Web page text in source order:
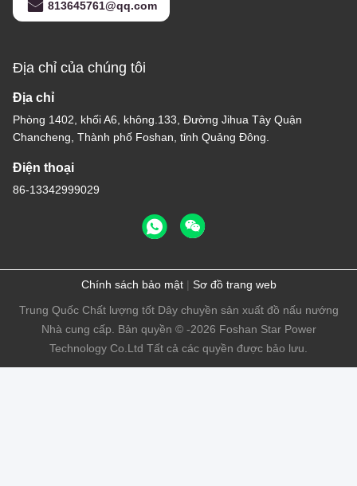
813645761@qq.com
Địa chỉ của chúng tôi
Địa chỉ
Phòng 1402, khối A6, không.133, Đường Jihua Tây Quận
Chancheng, Thành phố Foshan, tỉnh Quảng Đông.
Điện thoại
86-13342999029
Chính sách bảo mật| Sơ đồ trang web
Trung Quốc Chất lượng tốt Dây chuyền sản xuất đồ nấu nướng
Nhà cung cấp. Bản quyền © -2026 Foshan Star Power
Technology Co.Ltd Tất cả các quyền được bảo lưu.